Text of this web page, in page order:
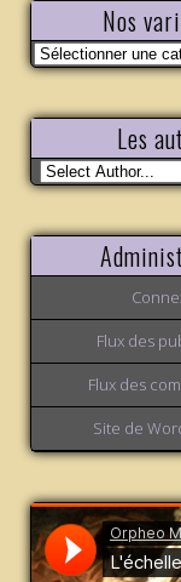
Nos
Nos
variations
Les
Flux des
Flux des
Site de